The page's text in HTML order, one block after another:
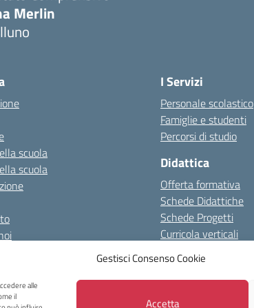
Gestisci Consenso Cookie
alle
il
Accetta
Merlin
scuola
scuola
I Servizi
Personale scolastico
Famiglie e studenti
Percorsi di studio
Didattica
Offerta formativa
Schede Didattiche
Schede Progetti
Curricola verticali
08/01/2024